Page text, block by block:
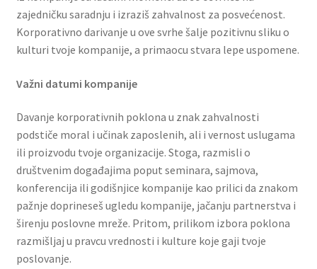
Reset password
Sample Page
Slaniši
Slatkiši
Special people
Tartufi
zajedničku saradnju i izraziš zahvalnost za posvećenost.
Korporativno darivanje u ove svrhe šalje pozitivnu sliku o
kulturi tvoje kompanije, a primaocu stvara lepe uspomene.
Važni datumi kompanije
Davanje korporativnih poklona u znak zahvalnosti
podstiče moral i učinak zaposlenih, ali i vernost uslugama
ili proizvodu tvoje organizacije. Stoga, razmisli o
društvenim događajima poput seminara, sajmova,
konferencija ili godišnjice kompanije kao prilici da znakom
pažnje doprineseš ugledu kompanije, jačanju partnerstva i
širenju poslovne mreže. Pritom, prilikom izbora poklona
razmišljaj u pravcu vrednosti i kulture koje gaji tvoje
poslovanje.